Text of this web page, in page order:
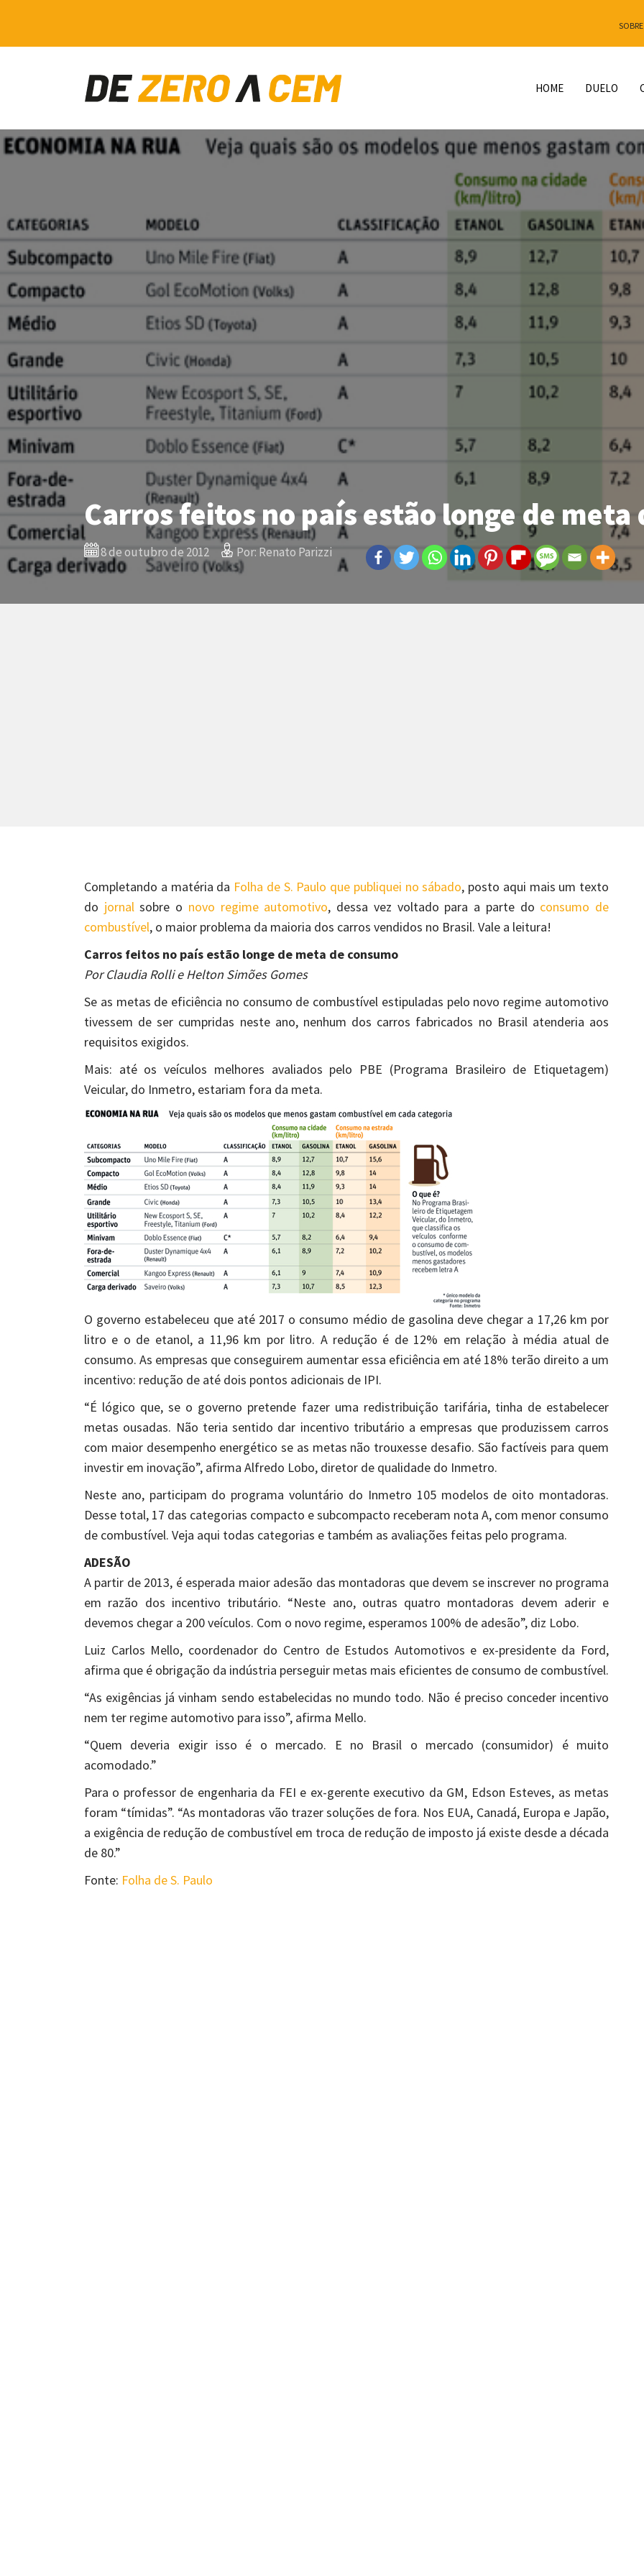
SOBRE
Main Navigation HOME DUELO
Carros feitos no país estão longe de meta
8 de outubro de 2012 Por: Renato Parizzi
Completando a matéria da Folha de S. Paulo que publiquei no sábado, posto aqui mais um texto
do jornalsobre o novo regime automotivo, dessa vez voltado para a parte do consumo de
combustível, o maior problema da maioria dos carros vendidos no Brasil. Vale a leitura!
Carros feitos no país estão longe de meta de consumo
Por Claudia Rolli e Helton Simões Gomes
Se as metas de eficiência no consumo de combustível estipuladas pelo novo regime automotivo
tivessem de ser cumpridas neste ano, nenhum dos carros fabricados no Brasil atenderia aos
requisitos exigidos.
Mais: até os veículos melhores avaliados pelo PBE (Programa Brasileiro de Etiquetagem)
Veicular, do Inmetro, estariam fora da meta.
O governo estabeleceu que até 2017 o consumo médio de gasolina deve chegar a 17,26 km por
litro e o de etanol, a 11,96 km por litro. A redução é de 12% em relação à média atual de
consumo. As empresas que conseguirem aumentar essa eficiência em até 18% terão direito a um
incentivo: redução de até dois pontos adicionais de IPI.
“É lógico que, se o governo pretende fazer uma redistribuição tarifária, tinha de estabelecer
metas ousadas. Não teria sentido dar incentivo tributário a empresas que produzissem carros
com maior desempenho energético se as metas não trouxesse desafio. São factíveis para quem
investir em inovação”, afirma Alfredo Lobo, diretor de qualidade do Inmetro.
Neste ano, participam do programa voluntário do Inmetro 105 modelos de oito montadoras.
Desse total, 17 das categorias compacto e subcompacto receberam nota A, com menor consumo
de combustível. Veja aqui todas categorias e também as avaliações feitas pelo programa.
ADESÃO
A partir de 2013, é esperada maior adesão das montadoras que devem se inscrever no programa
em razão dos incentivo tributário. “Neste ano, outras quatro montadoras devem aderir e
devemos chegar a 200 veículos. Com o novo regime, esperamos 100% de adesão”, diz Lobo.
Luiz Carlos Mello, coordenador do Centro de Estudos Automotivos e ex-presidente da Ford,
afirma que é obrigação da indústria perseguir metas mais eficientes de consumo de combustível.
“As exigências já vinham sendo estabelecidas no mundo todo. Não é preciso conceder incentivo
nem ter regime automotivo para isso”, afirma Mello.
“Quem deveria exigir isso é o mercado. E no Brasil o mercado (consumidor) é muito
acomodado.”
Para o professor de engenharia da FEI e ex-gerente executivo da GM, Edson Esteves, as metas
foram “tímidas”. “As montadoras vão trazer soluções de fora. Nos EUA, Canadá, Europa e Japão,
a exigência de redução de combustível em troca de redução de imposto já existe desde a década
de 80.”
Fonte: Folha de S. Paulo